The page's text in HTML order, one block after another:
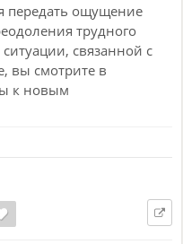
передать ощущение
трудного
связанной с
вы смотрите в
к новым